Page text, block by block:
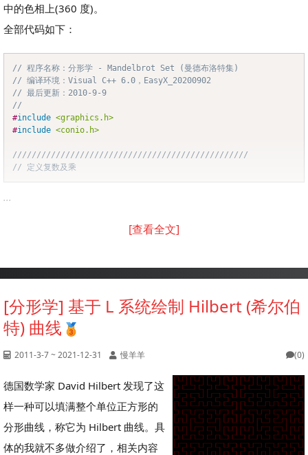
中的色相上(360 度)。
全部代码如下：
// 程序名称：分形学 - Mandelbrot Set (曼德布洛特集)
// 编译环境：Visual C++ 6.0，EasyX_20200902
// 最后更新：2010-9-9
//
#include <graphics.h>
#include <conio.h>
/////////////////////////////////////////////////
// 定义复数及乘
...
[查看全文]
[分形学] 基于 L 系统绘制 Hilbert (希尔伯
特) 曲线
2011-3-7 ~ 2021-12-31 慢羊羊 (0)
德国数学家 David Hilbert 发现了这
样一种可以填满整个单位正方形的
分形曲线，称它为 Hilbert 曲线。具
体的我就不多做介绍了，相关内容